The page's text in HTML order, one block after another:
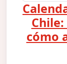
cómo